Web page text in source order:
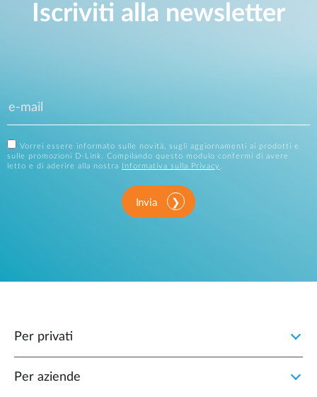
Iscriviti alla newsletter
Vorrei essere informato sulle novità, sugli aggiornamenti ai prodotti e
sulle promozioni D-Link. Compilando questo modulo confermi di avere
letto e di aderire alla nostra
Informativa sulla Privacy .
Invia
Per privati
Per aziende